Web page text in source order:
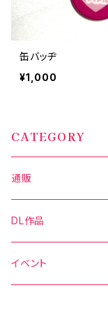
缶バッヂ
¥1,000
CATEGORY
通販
写真集
グッズ
DL作品
DL写真集
イベント